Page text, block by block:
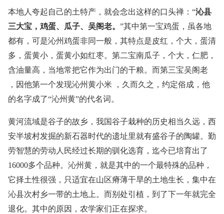
本地人夸起自己的土特产，就会念出这样的口头禅：“沁县
三大宝，鸡蛋、瓜子、吴阁老。 ”其中第一宝鸡蛋，虽各地
都有，可是沁州鸡蛋非同一般，其特点是皮红，个大，蛋清
多，蛋黄小，蛋黄小如红枣。第二宝南瓜子，个大，仁肥，
含油量高，当地常把它作为出门的干粮。而第三宝吴阁老
，因他第一个发现沁州黄小米 ，久而久之，约定俗成，他
的名字成了“沁州黄”的代名词。
黄河流域是谷子的故乡，我国谷子栽种的历史相当久远，西
安半坡村发掘的新石器时代的遗址里就有盛谷子的陶罐。勤
劳智慧的劳动人民经过长期的驯化选育，迄今已培育出了
16000多个品种。沁州黄，就是其中的一个最特殊的品种，
它择土性很强，只适宜在山区瘠薄干旱的土地生长，集中在
沁县次村乡一带的土地上。而别处引植，到了下一年就完全
退化。其中的原因，农学家们正在探求。